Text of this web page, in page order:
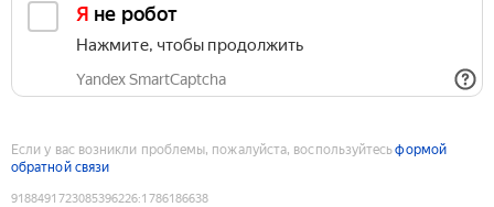
Я не робот
Нажмите, чтобы продолжить
Yandex SmartCaptcha
Если у вас возникли проблемы, пожалуйста, воспользуйтесьформой
обратной связи
9188491723085396226:1786186638